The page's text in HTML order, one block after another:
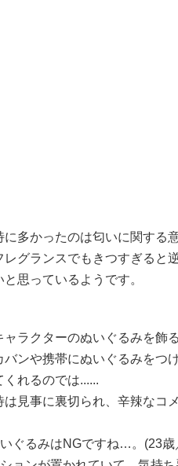
に多かったのは匂いに関する
レグランスでもきつすぎる
思っているようです。
ラクターのぬいぐるみを飾
バンや携帯にぬいぐるみをつ
くれるのでは......
見事に裏切られ、辛辣なコ
ぐるみはNGですね…。(23歳